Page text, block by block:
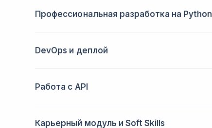
Профессиональная разработка на Python
DevOps и деплой
Работа с API
Карьерный модуль и Soft Skills